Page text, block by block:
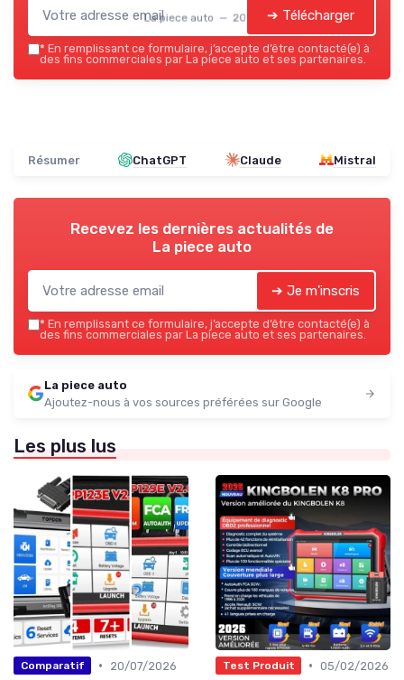
La piece auto — 2026 ➔ Télécharger
* En remplissant ce formulaire, j’accepte d’être contacté(e) à
des fins commerciales par La piece auto et ses partenaires.
Résumer ChatGPT Claude Mistral
Recevez les dernières actualités de
La piece auto
➔ Je m'inscris
* En remplissant ce formulaire, j’accepte d’être contacté(e) à
des fins commerciales par La piece auto et ses partenaires.
La piece auto
Ajoutez-nous à vos sources préférées sur Google
Les plus lus
Comparatif •
20/07/2026
Test Produit • 05/02/2026